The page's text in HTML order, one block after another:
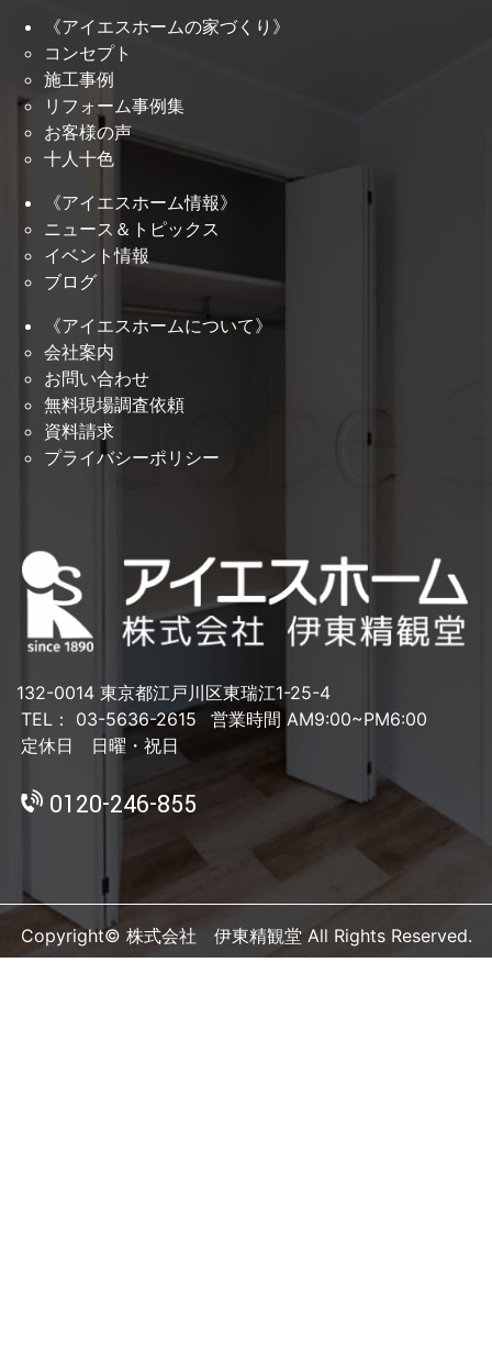
《アイエスホームの家づくり》
コンセプト
施工事例
リフォーム事例集
お客様の声
十人十色
《アイエスホーム情報》
ニュース＆トピックス
イベント情報
ブログ
《アイエスホームについて》
会社案内
お問い合わせ
無料現場調査依頼
資料請求
プライバシーポリシー
132-0014 東京都江戸川区東瑞江1-25-4
TEL： 03-5636-2615
営業時間 AM9:00~PM6:00
定休日 日曜・祝日
0120-246-855
Copyright© 株式会社 伊東精観堂 All Rights Reserved.